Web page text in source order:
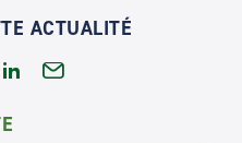
ACTUALITÉ